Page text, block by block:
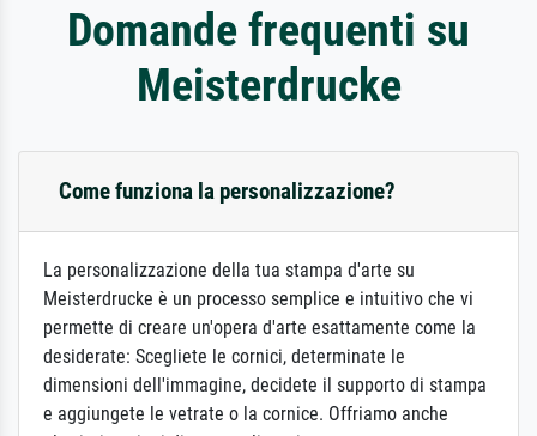
Domande frequenti su
Meisterdrucke
Come funziona la personalizzazione?
La personalizzazione della tua stampa d'arte su
Meisterdrucke è un processo semplice e intuitivo che vi
permette di creare un'opera d'arte esattamente come la
desiderate: Scegliete le cornici, determinate le
dimensioni dell'immagine, decidete il supporto di stampa
e aggiungete le vetrate o la cornice. Offriamo anche